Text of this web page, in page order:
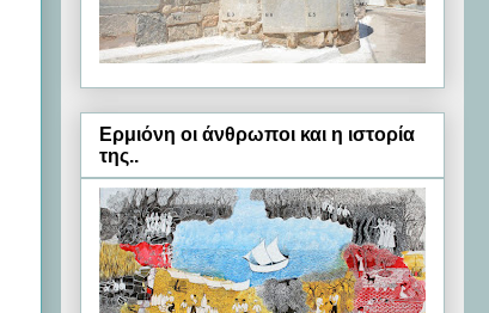
Ερμιόνη oι άνθρωποι και η ιστορία
της..